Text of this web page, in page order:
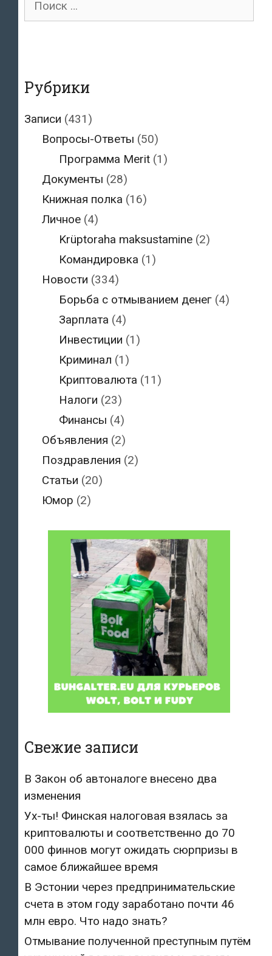
Рубрики
Записи (431)
Вопросы-Ответы (50)
Программа Merit (1)
Документы (28)
Книжная полка (16)
Личное(4)
Krüptoraha maksustamine (2)
Командировка (1)
Новости (334)
Борьба с отмыванием денег (4)
Зарплата (4)
Инвестиции (1)
Криминал (1)
Криптовалюта (11)
Налоги (23)
Финансы (4)
Объявления (2)
Поздравления (2)
Статьи (20)
Юмор (2)
Свежие записи
В Закон об автоналоге внесено два
изменения
Ух-ты! Финская налоговая взялась за
криптовалюты и соответственно до 70
000 финнов могут ожидать сюрпризы в
самое ближайшее время
В Эстонии через предпринимательские
счета в этом году заработано почти 46
млн евро. Что надо знать?
Отмывание полученной преступным путём